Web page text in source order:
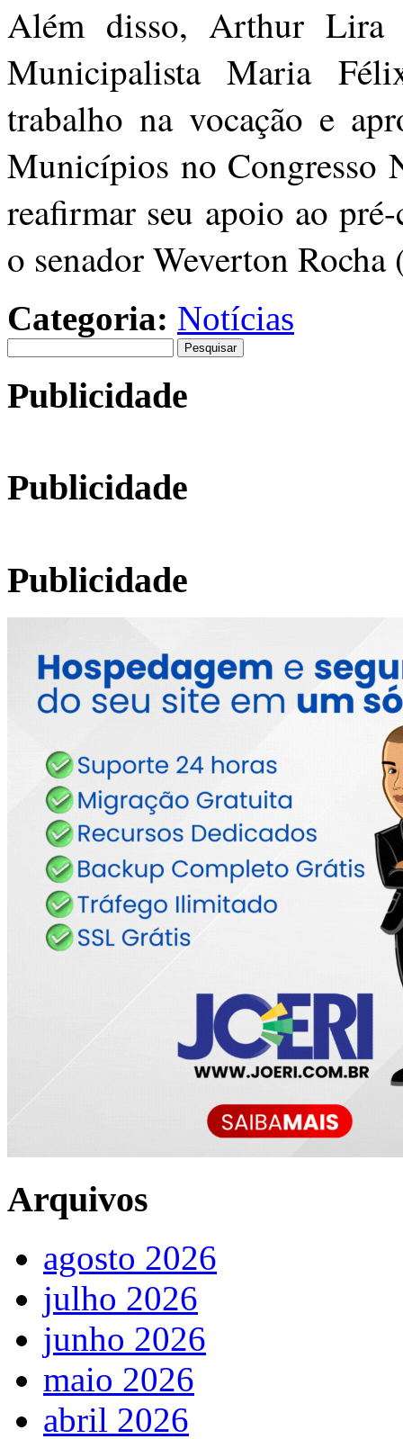
Além disso, Arthur Lira
Municipalista Maria
trabalho na vocação e
Municípios no Congresso
reafirmar seu apoio ao
o senador Weverton
Categoria: Notícias
por:
Publicidade
Publicidade
Publicidade
Arquivos
agosto 2026
julho 2026
junho 2026
maio 2026
abril 2026